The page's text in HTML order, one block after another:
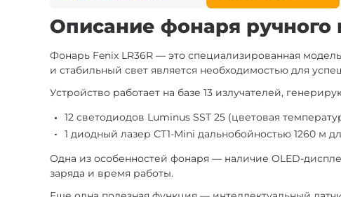
Описание фонаря ручного
Фонарь Fenix LR36R — это специализированная
и стабильный свет является необходимостью для
Устройство работает на базе 13 излучателей,
12 светодиодов Luminus SST 25 (цветовая
1 диодный лазер CT1-Mini дальнобойностью 1260 м
Одна из особенностей фонаря — наличие OLED-
заряда и время работы.